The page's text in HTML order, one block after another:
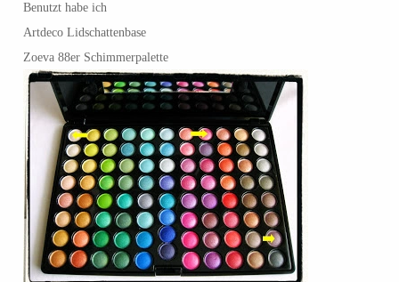
Benutzt habe ich
Artdeco Lidschattenbase
Zoeva 88er Schimmerpalette